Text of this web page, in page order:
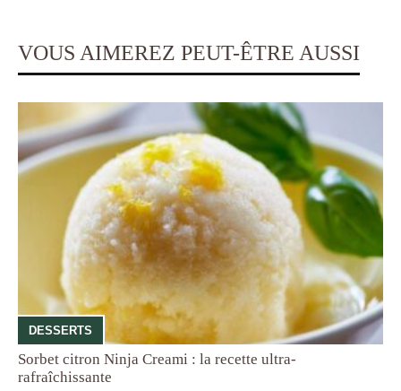
VOUS AIMEREZ PEUT-ÊTRE AUSSI
DESSERTS
Sorbet citron Ninja Creami : la recette ultra-
rafraîchissante